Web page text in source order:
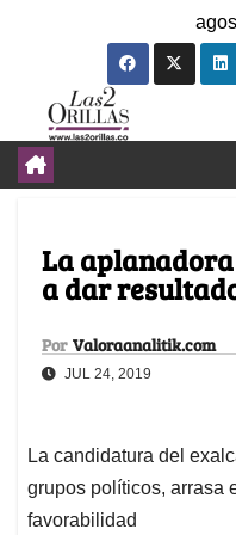
La
a dar
Por Valoraanalitik.com
JUL 24, 2019
La candidatura del
grupos políticos, arrasa
favorabilidad